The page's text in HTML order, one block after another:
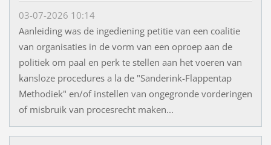
03-07-2026 10:14
Aanleiding was de ingediening petitie van een coalitie
van organisaties in de vorm van een oproep aan de
politiek om paal en perk te stellen aan het voeren van
kansloze procedures a la de "Sanderink-Flappentap
Methodiek" en/of instellen van ongegronde vorderingen
of misbruik van procesrecht maken...